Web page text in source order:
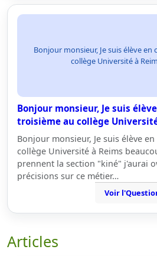
Bonjour monsieur, Je suis élève en
collège Université à
Bonjour monsieur, Je suis
troisième au collège
Bonjour monsieur, Je suis élève
collège Université à Reims
prennent la section "kiné" j'aurai
précisions sur ce métier…
Voir
Articles